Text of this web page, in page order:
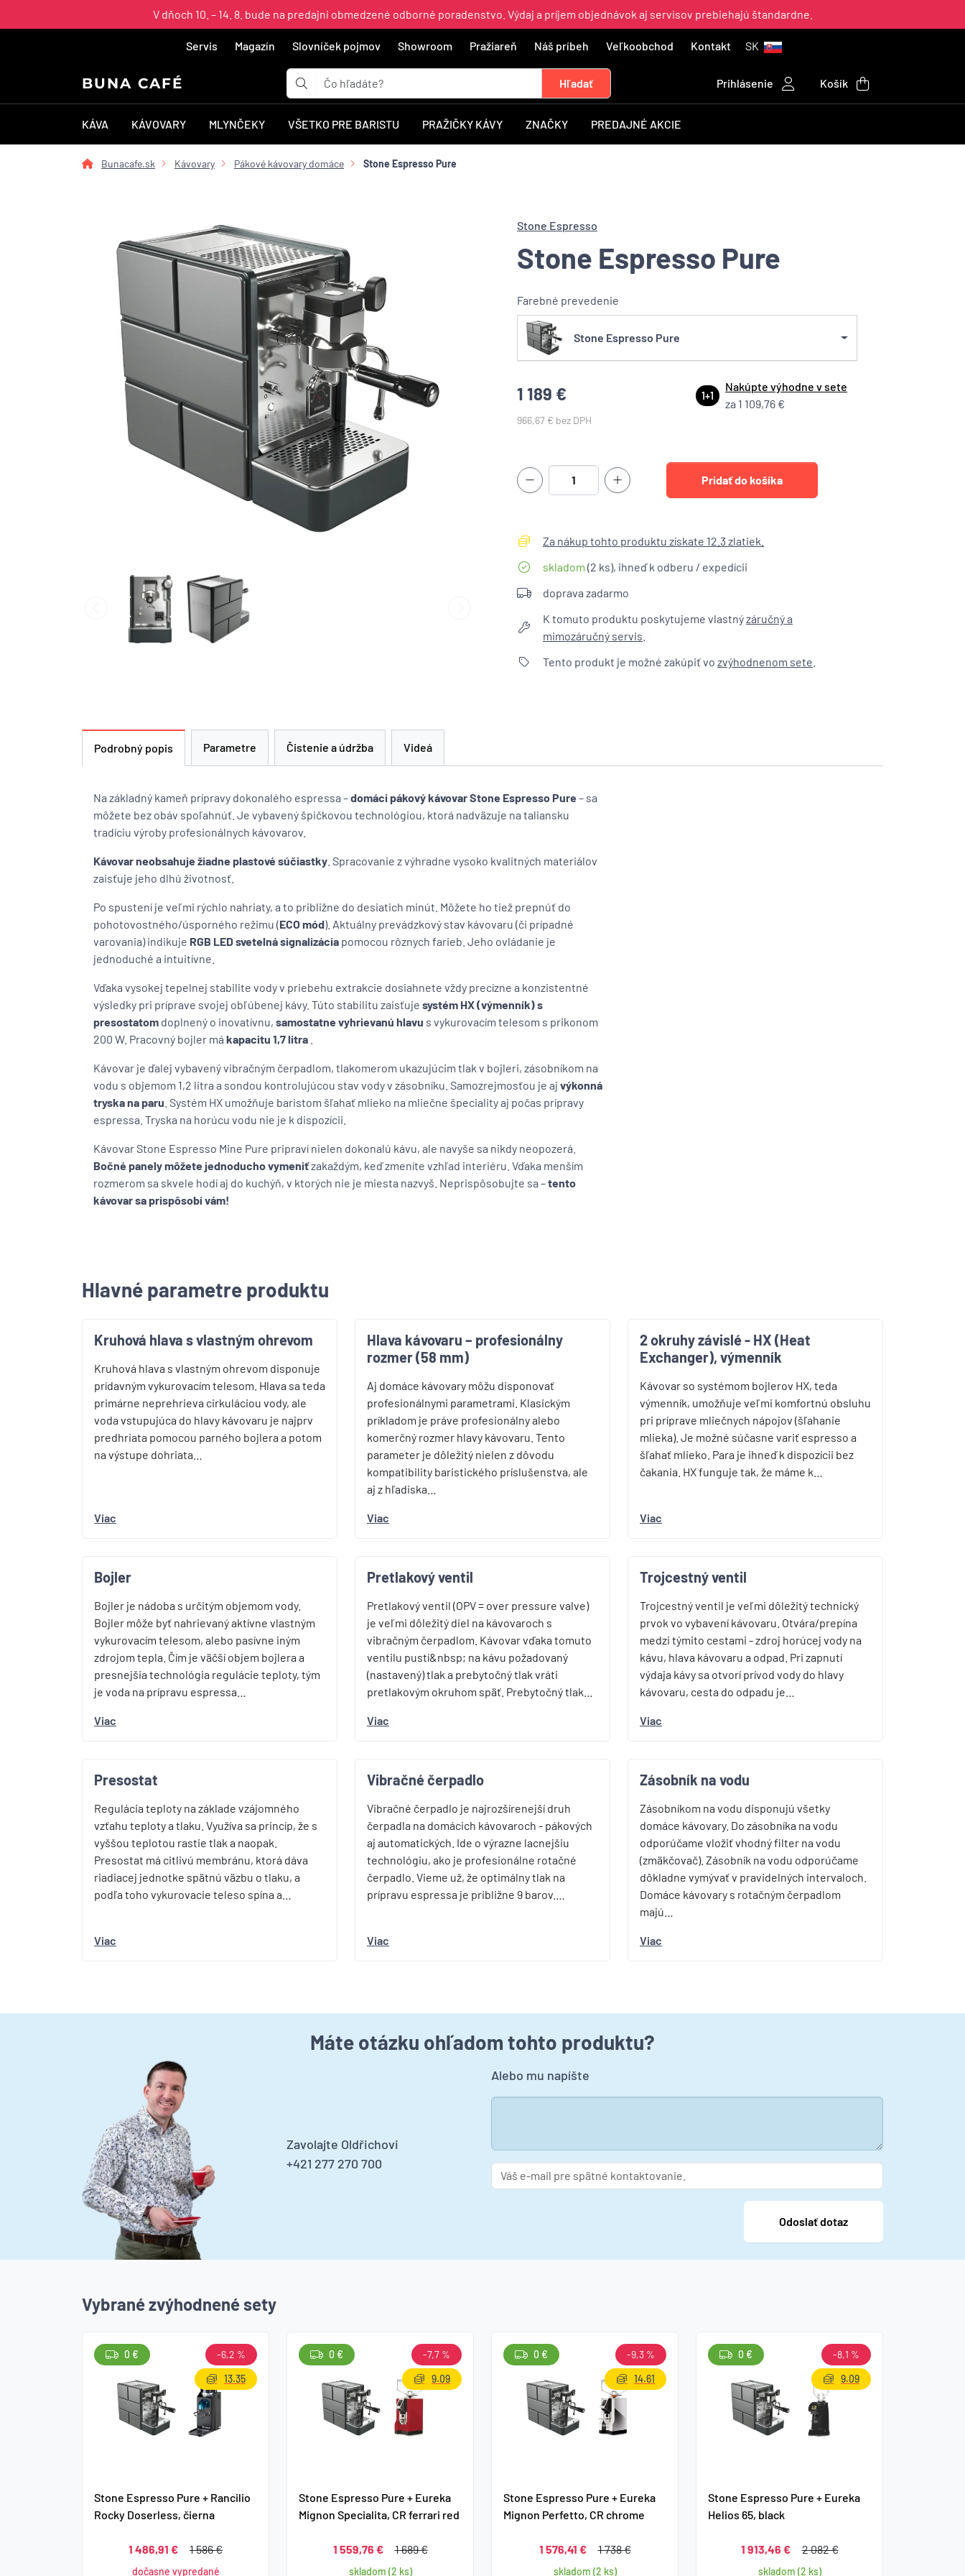
V dňoch 10. – 14. 8. bude na predajni obmedzené odborné poradenstvo. Výdaj a príjem objednávok aj servisov prebiehajú štandardne.
Servis Magazín Slovníček pojmov Showroom Pražiareň Náš príbeh Veľkoobchod Kontakt SK
BUNA CAFÉ Prihlásenie Košík
KÁVA KÁVOVARY MLYNČEKY VŠETKO PRE BARISTU PRAŽIČKY KÁVY ZNAČKY PREDAJNÉ AKCIE
Bunacafe.sk Kávovary Pákové kávovary domáce Stone Espresso Pure
Stone Espresso
Stone Espresso Pure
Farebné prevedenie
Stone Espresso Pure
1 189 € 1+1
Nakúpte výhodne v sete
za 1 109,76 €
966,67 € bez DPH
Za nákup tohto produktu získate 12.3 zlatiek.
skladom (2 ks), ihneď k odberu / expedícii
doprava zadarmo
K tomuto produktu poskytujeme vlastnýzáručný a
mimozáručný servis
Tento produkt je možné zakúpiť vo zvýhodnenom sete
Podrobný popis Parametre Čistenie a údržba Videá
Na základný kameň prípravy dokonalého espressa –domáci pákový kávovar Stone Espresso Pure – sa
môžete bez obáv spoľahnúť. Je vybavený špičkovou technológiou, ktorá nadväzuje na taliansku
tradíciu výroby profesionálnych kávovarov.
Kávovar neobsahuje žiadne plastové súčiastky . Spracovanie z výhradne vysoko kvalitných materiálov
zaisťuje jeho dlhú životnosť.
Po spustení je veľmi rýchlo nahriaty, a to približne do desiatich minút. Môžete ho tiež prepnúť do
pohotovostného/úsporného režimu (ECO mód). Aktuálny prevádzkový stav kávovaru (či prípadné
varovania) indikuje RGB LED svetelná signalizácia pomocou rôznych farieb. Jeho ovládanie je
jednoduché a intuitívne.
Vďaka vysokej tepelnej stabilite vody v priebehu extrakcie dosiahnete vždy precízne a konzistentné
výsledky pri príprave svojej obľúbenej kávy. Túto stabilitu zaisťuje systém HX (výmenník) s
presostatom doplnený o inovatívnu, samostatne vyhrievanú hlavu s vykurovacím telesom s prikonom
200 W. Pracovný bojler má kapacitu 1,7 litra
Kávovar je ďalej vybavený vibračným čerpadlom, tlakomerom ukazujúcim tlak v bojleri, zásobníkom na
vodu s objemom 1,2 litra a sondou kontrolujúcou stav vody v zásobníku. Samozrejmosťou je aj výkonná
tryska na paru . Systém HX umožňuje baristom šľahať mlieko na mliečne špeciality aj počas prípravy
espressa. Tryska na horúcu vodu nie je k dispozícii.
Kávovar Stone Espresso Mine Pure pripraví nielen dokonalú kávu, ale navyše sa nikdy neopozerá.
Bočné panely môžete jednoducho vymeniťzakaždým, keď zmeníte vzhľad interiéru. Vďaka menším
rozmerom sa skvele hodí aj do kuchýň, v ktorých nie je miesta nazvyš. Neprispôsobujte sa –tento
kávovar sa prispôsobí vám!
Hlavné parametre produktu
Kruhová hlava s vlastným ohrevom
Kruhová hlava s vlastným ohrevom disponuje
prídavným vykurovacím telesom. Hlava sa teda
primárne neprehrieva cirkuláciou vody, ale
voda vstupujúca do hlavy kávovaru je najprv
predhriata pomocou parného bojlera a potom
na výstupe dohriata…
Viac
Hlava kávovaru – profesionálny
rozmer (58 mm)
Aj domáce kávovary môžu disponovať
profesionálnymi parametrami. Klasickým
príkladom je práve profesionálny alebo
komerčný rozmer hlavy kávovaru. Tento
parameter je dôležitý nielen z dôvodu
kompatibility baristického príslušenstva, ale
aj z hľadiska…
Viac
2 okruhy závislé - HX (Heat
Exchanger), výmenník
Kávovar so systémom bojlerov HX, teda
výmenník, umožňuje veľmi komfortnú obsluhu
pri príprave mliečnych nápojov (šľahanie
mlieka). Je možné súčasne variť espresso a
šľahať mlieko. Para je ihneď k dispozícii bez
čakania. HX funguje tak, že máme k…
Viac
Bojler
Bojler je nádoba s určitým objemom vody.
Bojler môže byť nahrievaný aktívne vlastným
vykurovacím telesom, alebo pasívne iným
zdrojom tepla. Čím je väčší objem bojlera a
presnejšia technológia regulácie teploty, tým
je voda na prípravu espressa…
Viac
Pretlakový ventil
Pretlakový ventil (OPV = over pressure valve)
je veľmi dôležitý diel na kávovaroch s
vibračným čerpadlom. Kávovar vďaka tomuto
ventilu pustí&nbsp; na kávu požadovaný
(nastavený) tlak a prebytočný tlak vráti
pretlakovým okruhom späť. Prebytočný tlak…
Viac
Trojcestný ventil
Trojcestný ventil je veľmi dôležitý technický
prvok vo vybavení kávovaru. Otvára/prepína
medzi týmito cestami - zdroj horúcej vody na
kávu, hlava kávovaru a odpad. Pri zapnutí
výdaja kávy sa otvorí prívod vody do hlavy
kávovaru, cesta do odpadu je…
Viac
Presostat
Regulácia teploty na základe vzájomného
vzťahu teploty a tlaku. Využíva sa princíp, že s
vyššou teplotou rastie tlak a naopak.
Presostat má citlivú membránu, ktorá dáva
riadiacej jednotke spätnú väzbu o tlaku, a
podľa toho vykurovacie teleso spína a…
Viac
Vibračné čerpadlo
Vibračné čerpadlo je najrozšírenejší druh
čerpadla na domácich kávovaroch - pákových
aj automatických. Ide o výrazne lacnejšiu
technológiu, ako je profesionálne rotačné
čerpadlo. Vieme už, že optimálny tlak na
prípravu espressa je približne 9 barov.…
Viac
Zásobník na vodu
Zásobníkom na vodu disponujú všetky
domáce kávovary. Do zásobníka na vodu
odporúčame vložiť vhodný filter na vodu
(zmäkčovač). Zásobník na vodu odporúčame
dôkladne vymývať v pravidelných intervaloch.
Domáce kávovary s rotačným čerpadlom
majú…
Viac
Máte otázku ohľadom tohto produktu?
Zavolajte Oldřichovi
+421 277 270 700
Alebo mu napíšte
Vybrané zvýhodnené sety
Stone Espresso Pure + Rancilio
Rocky Doserless, čierna
1 486,91 € 1 586 €
dočasne vypredané
0 €
-6,2 %
13.35
Stone Espresso Pure + Eureka
Mignon Specialita, CR ferrari red
1 559,76 € 1 689 €
skladom (2 ks)
0 €
-7,7 %
9.09
Stone Espresso Pure + Eureka
Mignon Perfetto, CR chrome
1 576,41 € 1 738 €
skladom (2 ks)
0 €
-9,3 %
14.61
Stone Espresso Pure + Eureka
Helios 65, black
1 913,46 € 2 082 €
skladom (2 ks)
0 €
-8,1 %
9.09